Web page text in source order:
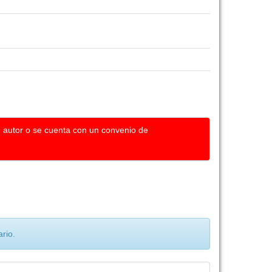
o se cuenta con un convenio de